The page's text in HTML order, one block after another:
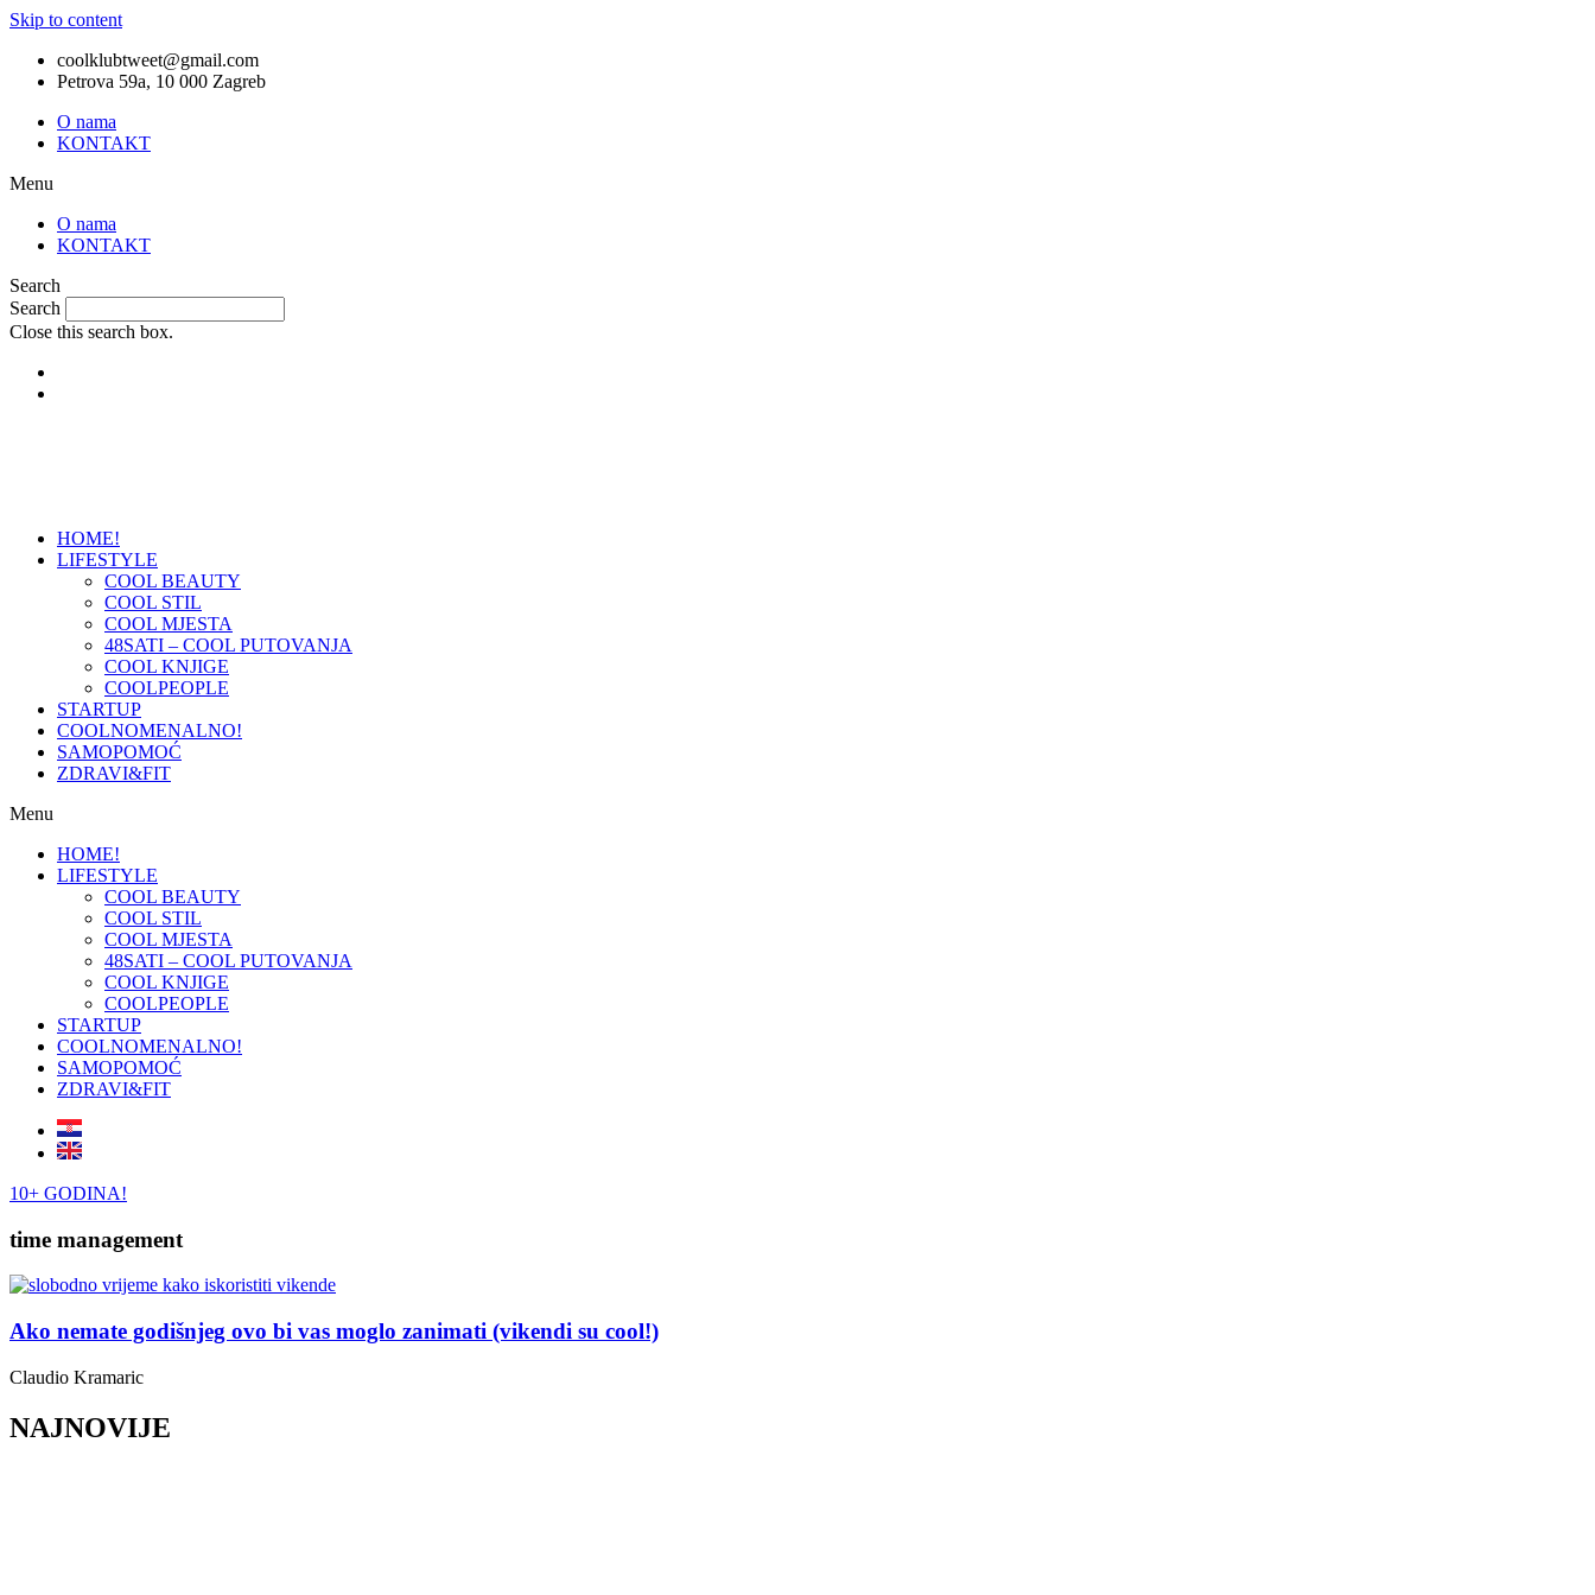
Skip to content
coolklubtweet@gmail.com
Petrova 59a, 10 000 Zagreb
O nama
KONTAKT
Menu
O nama
KONTAKT
Search
Search
Close this search box.
HOME!
LIFESTYLE
COOL BEAUTY
COOL STIL
COOL MJESTA
48SATI – COOL PUTOVANJA
COOL KNJIGE
COOLPEOPLE
STARTUP
COOLNOMENALNO!
SAMOPOMOĆ
ZDRAVI&FIT
Menu
HOME!
LIFESTYLE
COOL BEAUTY
COOL STIL
COOL MJESTA
48SATI – COOL PUTOVANJA
COOL KNJIGE
COOLPEOPLE
STARTUP
COOLNOMENALNO!
SAMOPOMOĆ
ZDRAVI&FIT
10+ GODINA!
time management
Ako nemate godišnjeg ovo bi vas moglo zanimati (vikendi su cool!)
Claudio Kramaric
NAJNOVIJE